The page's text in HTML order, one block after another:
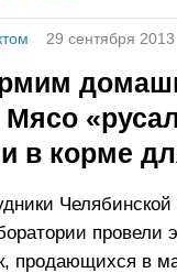
29 сентября 2013
в корме
провели
продающихся в